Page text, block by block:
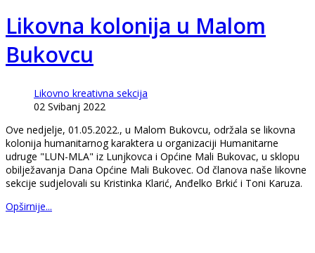
Likovna kolonija u Malom
Bukovcu
Likovno kreativna sekcija
02 Svibanj 2022
Ove nedjelje, 01.05.2022., u Malom Bukovcu, održala se likovna
kolonija humanitarnog karaktera u organizaciji Humanitarne
udruge "LUN-MLA" iz Lunjkovca i Općine Mali Bukovac, u sklopu
obilježavanja Dana Općine Mali Bukovec. Od članova naše likovne
sekcije sudjelovali su Kristinka Klarić, Anđelko Brkić i Toni Karuza.
Opširnije...